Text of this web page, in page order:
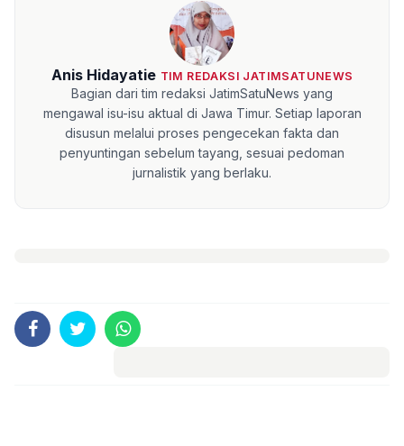
Anis Hidayatie TIM REDAKSI JATIMSATUNEWS
Bagian dari tim redaksi JatimSatuNews yang
mengawal isu-isu aktual di Jawa Timur. Setiap laporan
disusun melalui proses pengecekan fakta dan
penyuntingan sebelum tayang, sesuai pedoman
jurnalistik yang berlaku.